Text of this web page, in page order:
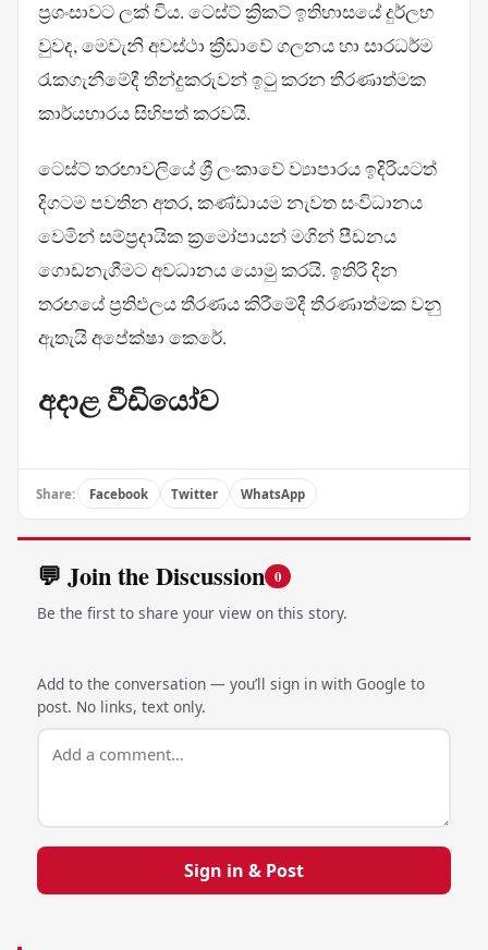
ප්‍රශංසාවට ලක් විය. ටෙස්ට් ක්‍රිකට් ඉතිහාසයේ දුර්ලභ
වුවද, මෙවැනි අවස්ථා ක්‍රීඩාවේ ගලනය හා සාරධර්ම
රැකගැනීමේදී තීන්දුකරුවන් ඉටු කරන තීරණාත්මක
කාර්යභාරය සිහිපත් කරවයි.
ටෙස්ට් තරඟාවලියේ ශ්‍රී ලංකාවේ ව්‍යාපාරය ඉදිරියටත්
දිගටම පවතින අතර, කණ්ඩායම නැවත සංවිධානය
වෙමින් සම්ප්‍රදායික ක්‍රමෝපායන් මගින් පීඩනය
ගොඩනැගීමට අවධානය යොමු කරයි. ඉතිරි දින
තරඟයේ ප්‍රතිඵලය තීරණය කිරීමේදී තීරණාත්මක වනු
ඇතැයි අපේක්ෂා කෙරේ.
අදාළ වීඩියෝව
Share: Facebook Twitter WhatsApp
💬 Join the Discussion 0
Be the first to share your view on this story.
Add to the conversation — you’ll sign in with Google to
post. No links, text only.
Sign in & Post